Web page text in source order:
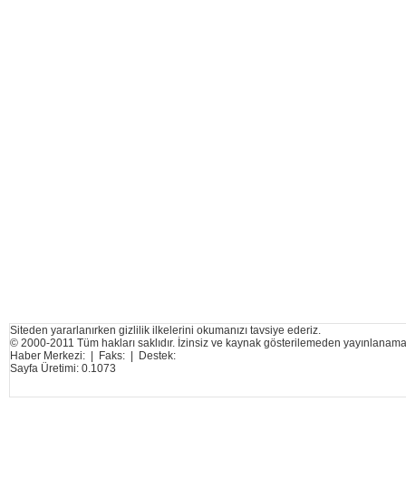
Siteden yararlanırken gizlilik ilkelerini okumanızı tavsiye ederiz.
© 2000-2011 Tüm hakları saklıdır. İzinsiz ve kaynak gösterilemeden
Haber Merkezi: | Faks: | Destek:
Sayfa Üretimi: 0.1073